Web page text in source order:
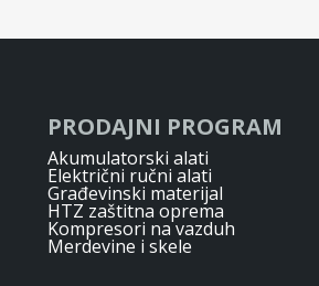
PRODAJNI PROGRAM
Akumulatorski alati
Električni ručni alati
Građevinski materijal
HTZ zaštitna oprema
Kompresori na vazduh
Merdevine i skele